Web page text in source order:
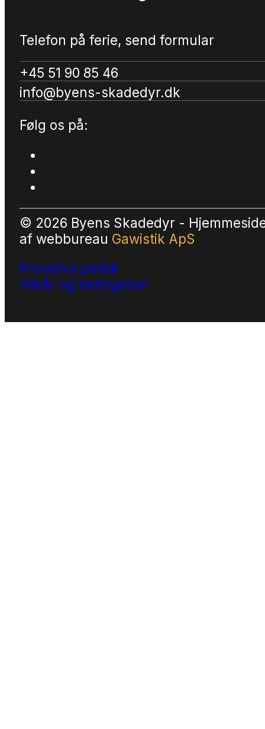
Telefon på ferie, send formular
+45 51 90 85 46
info@byens-skadedyr.dk
Følg os på:
© 2026 Byens Skadedyr -
af webbureau Gawistik ApS
Privatlivs politik
Vilkår og betingelser